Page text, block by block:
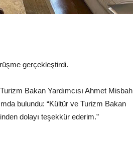
gerçekleştirdi.
Bakan Yardımcısı Ahmet Misbah
bulundu: “Kültür ve Turizm Bakan
dolayı teşekkür ederim.”